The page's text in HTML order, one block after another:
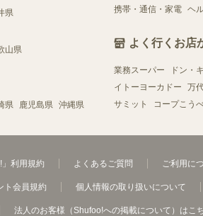
県
山県
県 鹿児島県 沖縄県
携帯・通信・家電 ヘ
よく行くお店
業務スーパー ドン・
イトーヨーカドー
万
サミット
コープこう
」利用規約 よくあるご質問 ご利用に
ト会員規約 個人情報の取り扱いについて
法人のお客様（Shufoo!への掲載について）はこ